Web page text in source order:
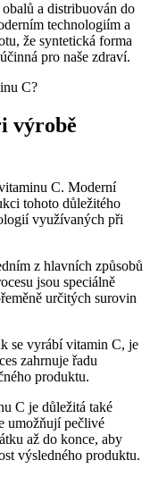
a distribuován do
technologiím a
že syntetická forma
pro naše zdraví.
výrobě
C. Moderní
tohoto důležitého
využívaných při
z hlavních způsobů
jsou speciálně
určitých surovin
se vyrábí vitamin C, je
zahrnuje řadu
produktu.
C je důležitá také
umožňují pečlivé
až do konce, aby
výsledného produktu.